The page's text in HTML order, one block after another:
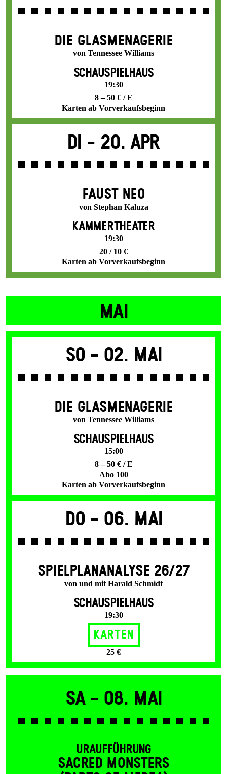
DIE GLAS­MENAGERIE
von Tennessee Williams
SCHAUSPIELHAUS
19:30
8 – 50 € / E
Karten ab Vorverkaufsbeginn
Di - 20. Apr
FAUST NEO
von Stephan Kaluza
KAMMERTHEATER
19:30
20 / 10 €
Karten ab Vorverkaufsbeginn
MAI
So - 02. Mai
DIE GLAS­MENAGERIE
von Tennessee Williams
SCHAUSPIELHAUS
15:00
8 – 50 € / E
Abo 100
Karten ab Vorverkaufsbeginn
Do - 06. Mai
SPIEL­PLAN­ANALYSE 26/27
von und mit Harald Schmidt
SCHAUSPIELHAUS
19:30
Karten
25 €
Sa - 08. Mai
URAUFFÜHRUNG
SACRED MONSTERS